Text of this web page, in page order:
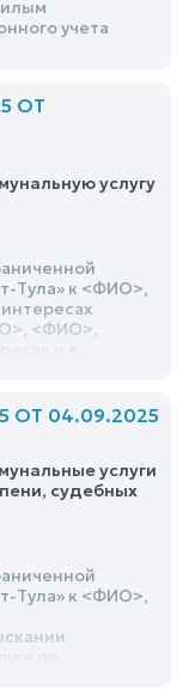
учета
ОТ
услугу
Тула» к <ФИО>,
<ФИО>,
и в
<ФИО> и
–
ОТ 04.09.2025
услуги
судебных
Тула» к <ФИО>,
судебных